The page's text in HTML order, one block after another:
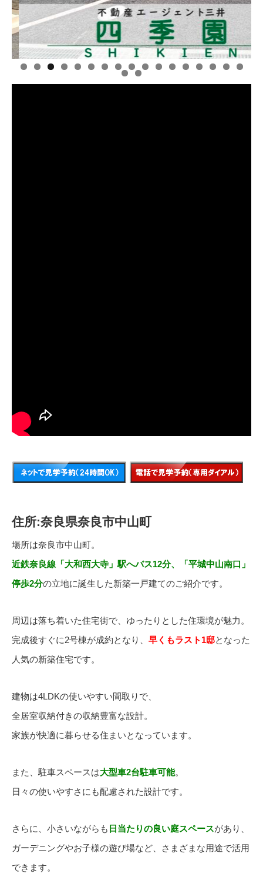
住所:奈良県奈良市中山町
場所は奈良市中山町。
近鉄奈良線「大和西大寺」駅へバス12分、「平城中山南口」
停歩2分の立地に誕生した新築一戸建てのご紹介です。
周辺は落ち着いた住宅街で、ゆったりとした住環境が魅力。
完成後すぐに2号棟が成約となり、 早くもラスト1邸となった
人気の新築住宅です。
建物は4LDKの使いやすい間取りで、
全居室収納付きの収納豊富な設計。
家族が快適に暮らせる住まいとなっています。
また、駐車スペースは大型車2台駐車可能。
日々の使いやすさにも配慮された設計です。
さらに、小さいながらも 日当たりの良い庭スペースがあり、
ガーデニングやお子様の遊び場など、さまざまな用途で活用
できます。